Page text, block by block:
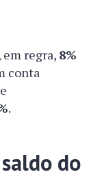
em regra, 8%
conta
.
do